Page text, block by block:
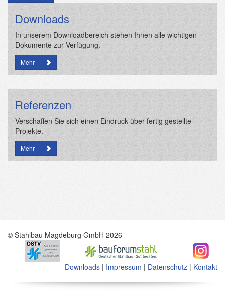
Downloads
In unserem Downloadbereich stehen Ihnen alle wichtigen
Dokumente zur Verfügung.
Mehr
Referenzen
Verschaffen Sie sich einen Eindruck über fertig gestellte
Projekte.
Mehr
© Stahlbau Magdeburg GmbH 2026
Downloads | Impressum | Datenschutz | Kontakt